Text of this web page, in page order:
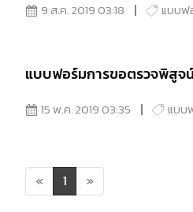
9 ส.ค. 2019 03:18 แบบฟ
แบบฟอร์มการขอตรวจพิสูจ
15 พ.ค. 2019 03:35 แบบ
« 1 »